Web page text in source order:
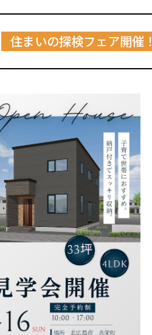
住まいの探検フェア開催！